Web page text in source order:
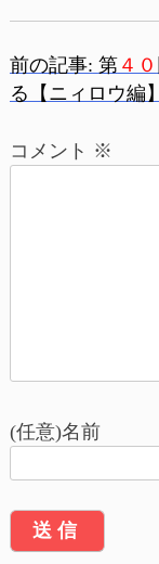
投
ン
前の記事: 第４０
る【ニィロウ編】
コメント ※
(任意)名前